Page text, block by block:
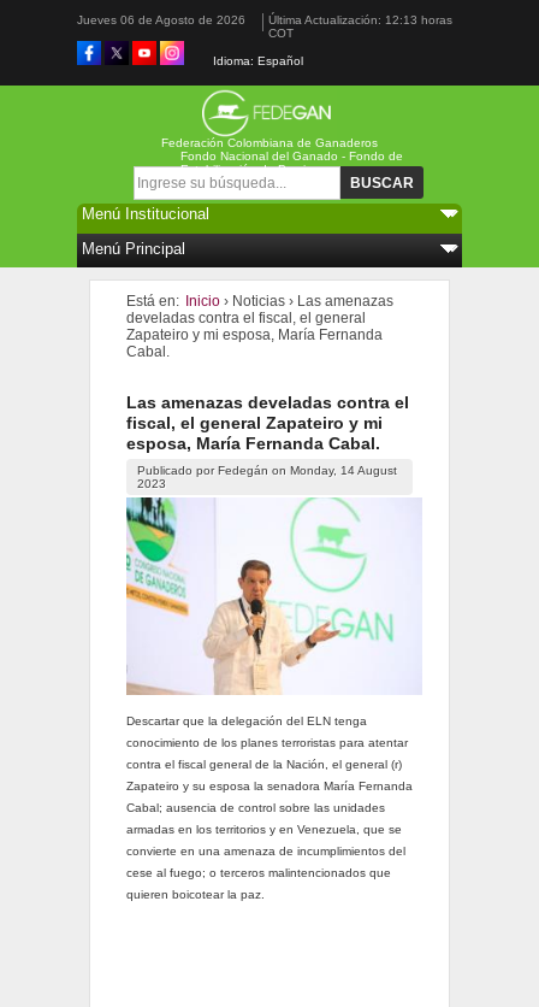
Jueves 06 de Agosto de 2026
Última Actualización: 12:13 horas
COT
Idioma: Español
Federación Colombiana de Ganaderos
Formulario de búsqueda
Fondo Nacional del Ganado - Fondo de
Estabilización de Precios
Está en: Inicio › Noticias › Las amenazas
develadas contra el fiscal, el general
Zapateiro y mi esposa, María Fernanda
Cabal.
Las amenazas develadas contra el
fiscal, el general Zapateiro y mi
esposa, María Fernanda Cabal.
Publicado por Fedegán on Monday, 14 August
2023
Descartar que la delegación del ELN tenga
conocimiento de los planes terroristas para atentar
contra el fiscal general de la Nación, el general (r)
Zapateiro y su esposa la senadora María Fernanda
Cabal; ausencia de control sobre las unidades
armadas en los territorios y en Venezuela, que se
convierte en una amenaza de incumplimientos del
cese al fuego; o terceros malintencionados que
quieren boicotear la paz.